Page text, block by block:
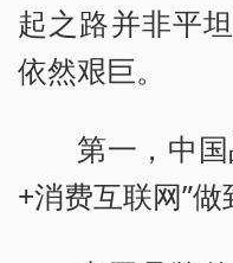
起之路并非平
依然艰巨。
第一，中
+消费互联网”做